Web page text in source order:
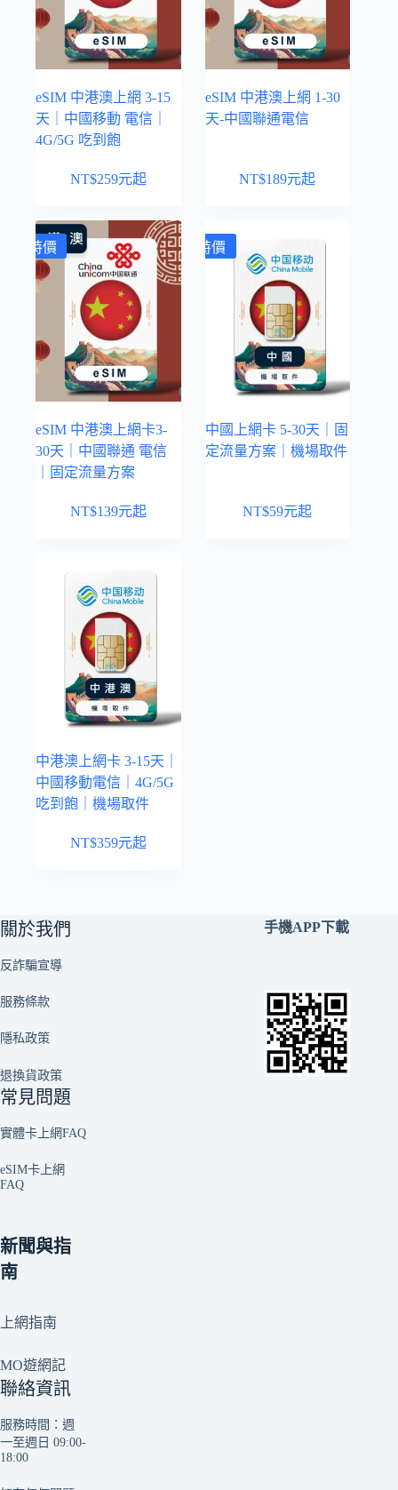
eSIM 中港澳上網 3-15
天｜中國移動 電信｜
4G/5G 吃到飽
NT$259元起
eSIM 中港澳上網 1-30
天-中國聯通電信
NT$189元起
特價
eSIM 中港澳上網卡3-
30天｜中國聯通 電信
｜固定流量方案
NT$139元起
特價
中國上網卡 5-30天｜固
定流量方案｜機場取件
NT$59元起
中港澳上網卡 3-15天｜
中國移動電信｜4G/5G
吃到飽｜機場取件
NT$359元起
關於我們
反詐騙宣導
服務條款
隱私政策
退換貨政策
常見問題
實體卡上網FAQ
eSIM卡上網
FAQ
新聞與指
南
上網指南
MO遊網記
聯絡資訊
服務時間：週
一至週日 09:00-
18:00
手機APP下載